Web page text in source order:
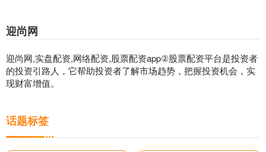
迎尚网
迎尚网,实盘配资,网络配资,股票配资app②股票配资平台是投资者
的投资引路人，它帮助投资者了解市场趋势，把握投资机会，实
现财富增值。
话题标签